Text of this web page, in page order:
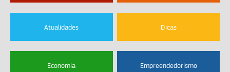
Atualidades Dicas
Economia Empreendedorismo